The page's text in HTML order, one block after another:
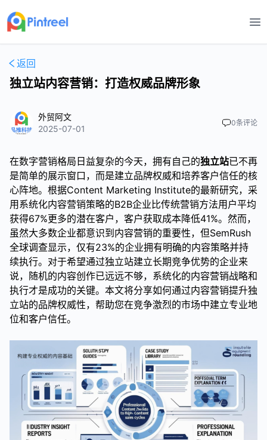
打
返回
独立站内容营销：打造权威品牌形象
外贸阿文
2025-07-01
0条评论
在数字营销格局日益复杂的今天，拥有自己的独立站已不再
是简单的展示窗口，而是建立品牌权威和培养客户信任的核
心阵地。根据Content Marketing Institute的最新研究，采
用系统化内容营销策略的B2B企业比传统营销方法用户平均
获得67%更多的潜在客户，客户获取成本降低41%。然而，
虽然大多数企业都意识到内容营销的重要性，但SemRush
全球调查显示，仅有23%的企业拥有明确的内容策略并持
续执行。对于希望通过独立站建立长期竞争优势的企业来
说，随机的内容创作已远远不够，系统化的内容营销战略和
执行才是成功的关键。本文将分享如何通过内容营销提升独
立站的品牌权威性，帮助您在竞争激烈的市场中建立专业地
位和客户信任。